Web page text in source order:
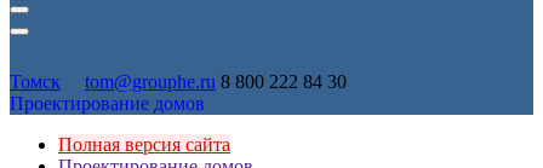
Томск tom@grouphe.ru 8 800 222 84 30
Проектирование домов
Полная версия сайта